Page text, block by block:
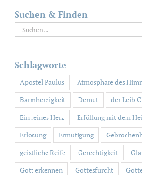
Suchen & Finden
Suche
nach:
Schlagworte
Apostel Paulus
Atmosphäre des
Barmherzigkeit
Demut
der Leib
Ein reines Herz
Erfüllung mit dem
Erlösung
Ermutigung
geistliche Reife
Gerechtigkeit
Gott erkennen
Gottesfurcht